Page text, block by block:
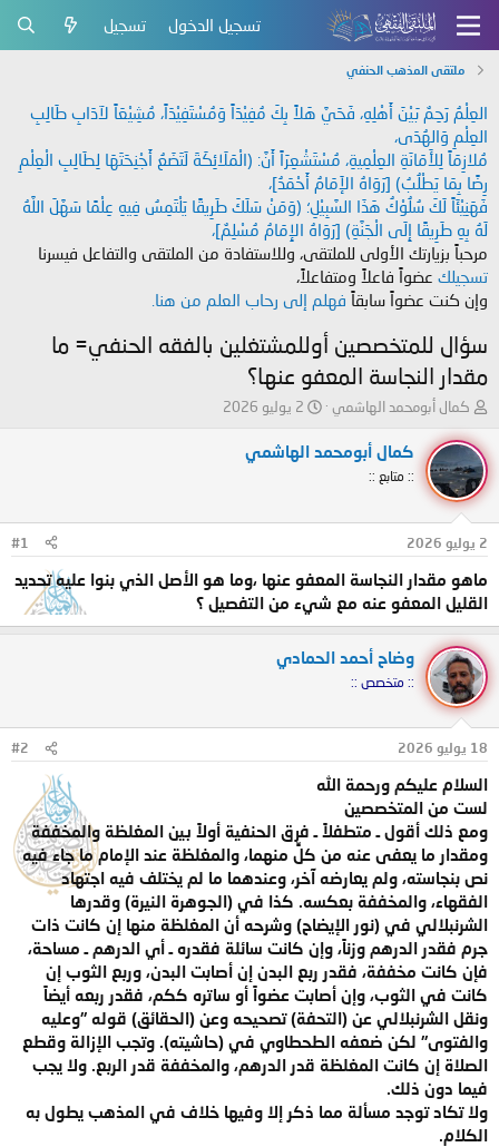
تسجيل الدخول تسجيل
ملتقى المذهب الحنفي
العِلْمُ رَحِمٌ بَيْنَ أَهْلِهِ، فَحَيَّ هَلاً بِكَ مُفِيْدَاً وَمُسْتَفِيْدَاً، مُشِيْعَاً لآدَابِ طَالِبِ
العِلْمِ وَالهُدَى،
مُلازِمَاً لِلأَمَانَةِ العِلْمِيةِ، مُسْتَشْعِرَاً أَنَّ: (الْمَلَائِكَةَ لَتَضَعُ أَجْنِحَتَهَا لِطَالِبِ الْعِلْمِ
رِضًا بِمَا يَطْلُبُ) [رَوَاهُ الإَمَامُ أَحْمَدُ]،
فَهَنِيْئَاً لَكَ سُلُوْكُ هَذَا السَّبِيْلِ؛ (وَمَنْ سَلَكَ طَرِيقًا يَلْتَمِسُ فِيهِ عِلْمًا سَهَّلَ اللَّهُ
لَهُ بِهِ طَرِيقًا إِلَى الْجَنَّةِ) [رَوَاهُ الإِمَامُ مُسْلِمٌ]،
مرحباً بزيارتك الأولى للملتقى، وللاستفادة من الملتقى والتفاعل فيسرنا
تسجيلك عضواً فاعلاً ومتفاعلاً،
وإن كنت عضواً سابقاً فهلم إلى رحاب العلم من هنا.
سؤال للمتخصصين أوللمشتغلين بالفقه الحنفي= ما
مقدار النجاسة المعفو عنها؟
ب
د
ئ
ا
ل
م
و
و
ع
كمال أبومحمد الهاشمي
ت
ر
ل
ء
2 يوليو 2026
كمال أبومحمد الهاشمي
:: متابع ::
2 يوليو 2026 #1
ماهو مقدار النجاسة المعفو عنها ،وما هو الأصل الذي بنوا عليه تحديد
القليل المعفو عنه مع شيء من التفصيل ؟
وضاح أحمد الحمادي
:: متخصص ::
18 يوليو 2026 #2
السلام عليكم ورحمة الله
لست من المتخصصين
ومع ذلك أقول ـ متطفلاً ـ فرق الحنفية أولاً بين المغلظة والمخففة
ومقدار ما يعفى عنه من كلٍّ منهما، والمغلظة عند الإمام ما جاء فيه
نص بنجاسته، ولم يعارضه آخر، وعندهما ما لم يختلف فيه اجتهاد
الفقهاء، والمخففة بعكسه. كذا في (الجوهرة النيرة) وقدرها
الشرنبلالي في (نور الإيضاح) وشرحه أن المغلظة منها إن كانت ذات
جرم فقدر الدرهم وزناً، وإن كانت سائلة فقدره ـ أي الدرهم ـ مساحة،
فإن كانت مخففة، فقدر ربع البدن إن أصابت البدن، وربع الثوب إن
كانت في الثوب، وإن أصابت عضواً أو ساتره ككم، فقدر ربعه أيضاً
ونقل الشرنبلالي عن (التحفة) تصحيحه وعن (الحقائق) قوله "وعليه
والفتوى" لكن ضعفه الطحطاوي في (حاشيته). وتجب الإزالة وقطع
الصلاة إن كانت المغلظة قدر الدرهم، والمخففة قدر الربع. ولا يجب
فيما دون ذلك.
ولا تكاد توجد مسألة مما ذكر إلا وفيها خلاف في المذهب يطول به
الكلام.